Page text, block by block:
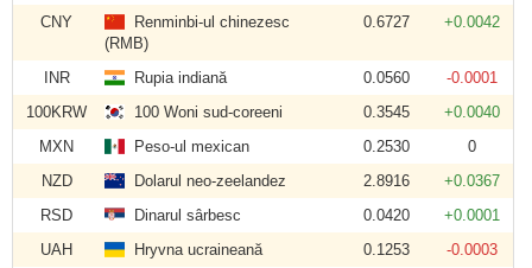
CNY
Renminbi-ul chinezesc
(RMB)
0.6727 +0.0042
INR Rupia indiană 0.0560
-0.0001
100KRW
100 Woni sud-coreeni 0.3545
+0.0040
MXN
Peso-ul mexican 0.2530
0
NZD
Dolarul neo-zeelandez 2.8916
+0.0367
RSD
Dinarul sârbesc 0.0420
+0.0001
UAH
Hryvna ucraineană 0.1253
-0.0003